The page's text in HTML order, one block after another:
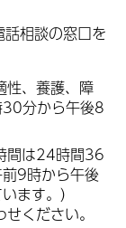
相談の窓口を
性、養護、障
分から午後8
間は24時間36
9時から午後
ます。）
ください。